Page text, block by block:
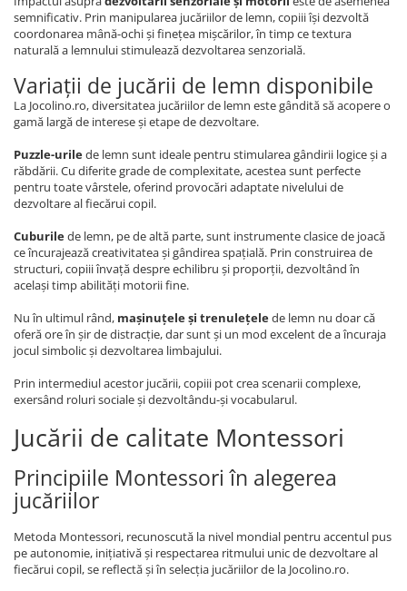
semnificativ. Prin manipularea jucăriilor de lemn, copiii își dezvoltă
coordonarea mână-ochi și finețea mișcărilor, în timp ce textura
naturală a lemnului stimulează dezvoltarea senzorială.
Variații de jucării de lemn disponibile
La Jocolino.ro, diversitatea jucăriilor de lemn este gândită să acopere o
gamă largă de interese și etape de dezvoltare.
Puzzle-urilede lemn sunt ideale pentru stimularea gândirii logice și a
răbdării. Cu diferite grade de complexitate, acestea sunt perfecte
pentru toate vârstele, oferind provocări adaptate nivelului de
dezvoltare al fiecărui copil.
Cuburilede lemn, pe de altă parte, sunt instrumente clasice de joacă
ce încurajează creativitatea și gândirea spațială. Prin construirea de
structuri, copiii învață despre echilibru și proporții, dezvoltând în
același timp abilități motorii fine.
Nu în ultimul rând, mașinuțele și trenulețelede lemn nu doar că
oferă ore în șir de distracție, dar sunt și un mod excelent de a încuraja
jocul simbolic și dezvoltarea limbajului.
Prin intermediul acestor jucării, copiii pot crea scenarii complexe,
exersând roluri sociale și dezvoltându-și vocabularul.
Jucării de calitate Montessori
Principiile Montessori în alegerea
jucăriilor
Metoda Montessori, recunoscută la nivel mondial pentru accentul pus
pe autonomie, inițiativă și respectarea ritmului unic de dezvoltare al
fiecărui copil, se reflectă și în selecția jucăriilor de la Jocolino.ro.